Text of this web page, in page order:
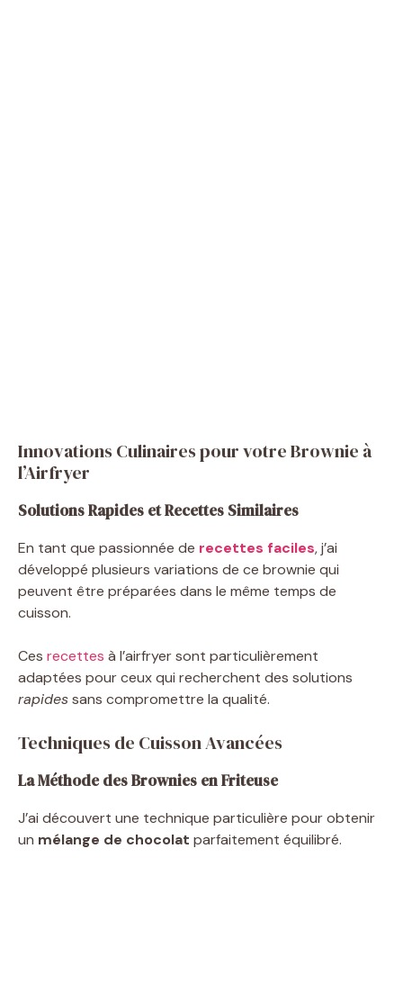
Innovations Culinaires pour votre Brownie à
l’Airfryer
Solutions Rapides et Recettes Similaires
En tant que passionnée de recettes faciles, j’ai
développé plusieurs variations de ce brownie qui
peuvent être préparées dans le même temps de
cuisson.
Ces recettes à l’airfryer sont particulièrement
adaptées pour ceux qui recherchent des solutions
rapidessans compromettre la qualité.
Techniques de Cuisson Avancées
La Méthode des Brownies en Friteuse
J’ai découvert une technique particulière pour obtenir
un mélange de chocolat parfaitement équilibré.